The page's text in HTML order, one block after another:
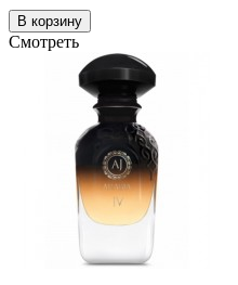
В корзину
Смотреть